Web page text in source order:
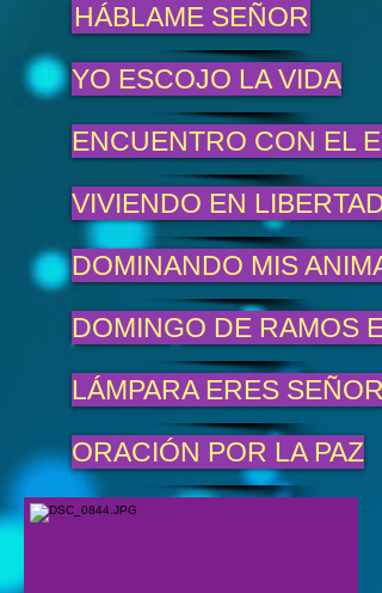
HÁBLAME SEÑOR
YO ESCOJO LA VIDA
ENCUENTRO CON EL
VIVIENDO EN LIBERTAD
DOMINANDO MIS
DOMINGO DE RAMOS
LÁMPARA ERES SEÑOR
ORACIÓN POR LA PAZ